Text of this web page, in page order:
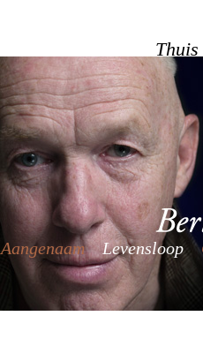
Thuis
Aangenaam Levensloop